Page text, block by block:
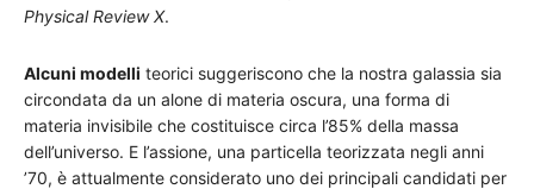
Physical Review X.
Alcuni modelli teorici suggeriscono che la nostra galassia sia
circondata da un alone di materia oscura, una forma di
materia invisibile che costituisce circa l’85% della massa
dell’universo. E l’assione, una particella teorizzata negli anni
’70, è attualmente considerato uno dei principali candidati per